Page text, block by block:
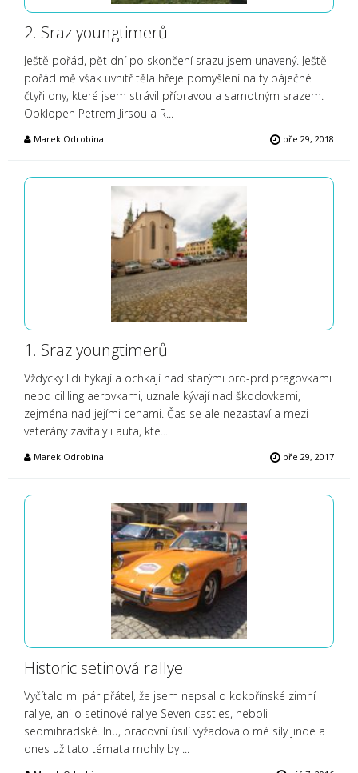
2. Sraz youngtimerů
Ještě pořád, pět dní po skončení srazu jsem unavený. Ještě
pořád mě však uvnitř těla hřeje pomyšlení na ty báječné
čtyři dny, které jsem strávil přípravou a samotným srazem.
Obklopen Petrem Jirsou a R...
Marek Odrobina bře 29, 2018
1. Sraz youngtimerů
Vždycky lidi hýkají a ochkají nad starými prd-prd pragovkami
nebo cililing aerovkami, uznale kývají nad škodovkami,
zejména nad jejími cenami. Čas se ale nezastaví a mezi
veterány zavítaly i auta, kte...
Marek Odrobina bře 29, 2017
Historic setinová rallye
Vyčítalo mi pár přátel, že jsem nepsal o kokořínské zimní
rallye, ani o setinové rallye Seven castles, neboli
sedmihradské. Inu, pracovní úsilí vyžadovalo mé síly jinde a
dnes už tato témata mohly by ...